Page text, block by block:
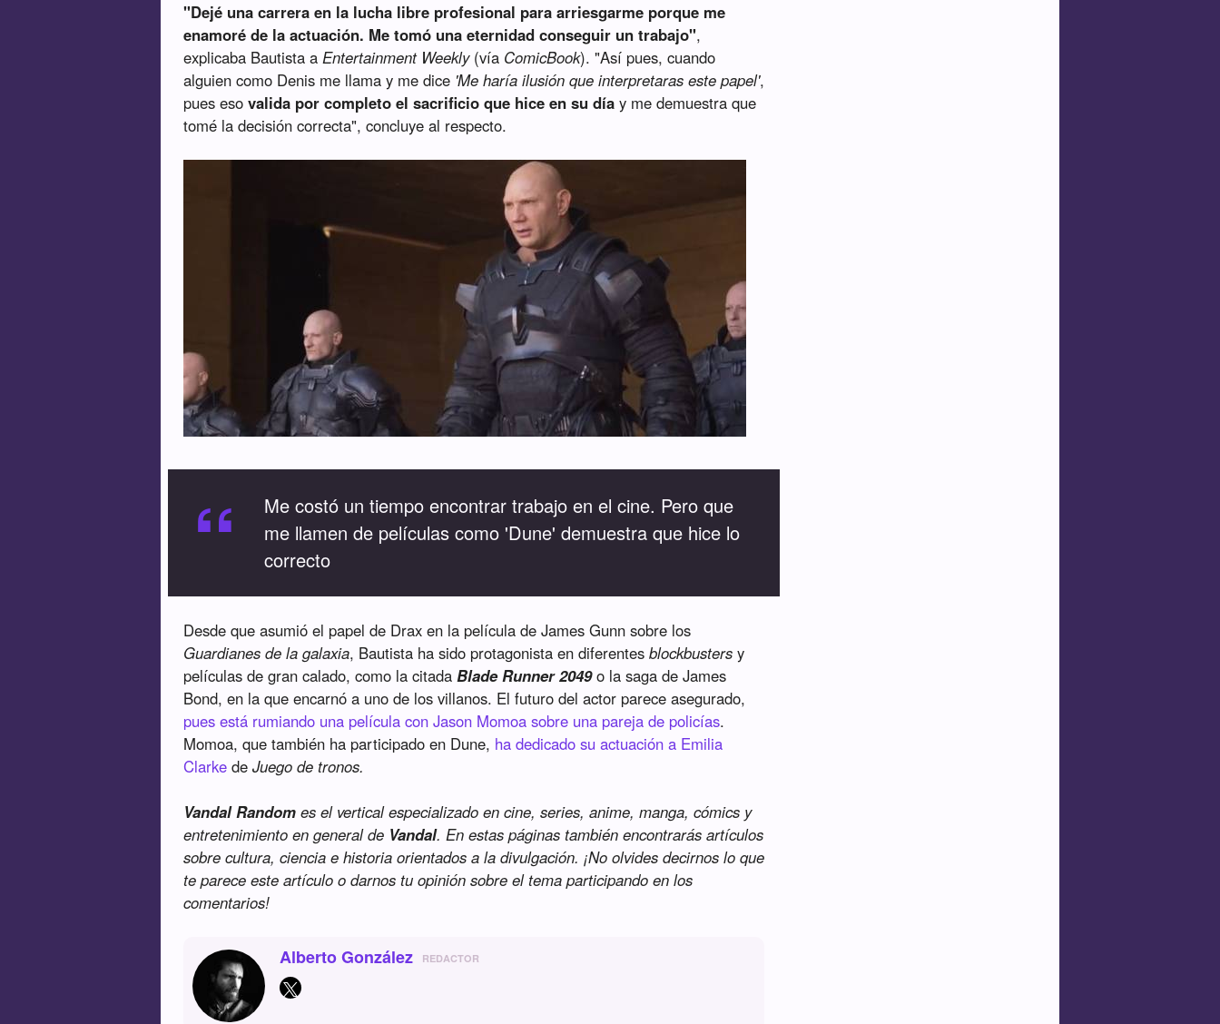
"Dejé una carrera en la lucha libre profesional para arriesgarme porque me
enamoré de la actuación. Me tomó una eternidad conseguir un trabajo",
explicaba Bautista aEntertainment Weekly(vía ComicBook). "Así pues, cuando
alguien como Denis me llama y me dice 'Me haría ilusión que interpretaras este papel',
pues esovalida por completo el sacrificio que hice en su día y me demuestra que
tomé la decisión correcta", concluye al respecto.
“
Me costó un tiempo encontrar trabajo en el cine. Pero que
me llamen de películas como 'Dune' demuestra que hice lo
correcto
Desde que asumió el papel de Drax en la película de James Gunn sobre los
Guardianes de la galaxia, Bautista ha sido protagonista en diferentesblockbusters y
películas de gran calado, como la citadaBlade Runner 2049o la saga de James
Bond, en la que encarnó a uno de los villanos. El futuro del actor parece asegurado,
pues está rumiando una película con Jason Momoa sobre una pareja de policías.
Momoa, que también ha participado en Dune, ha dedicado su actuación a Emilia
Clarke deJuego de tronos.
Vandal Random es el vertical especializado en cine, series, anime, manga, cómics y
entretenimiento en general de Vandal. En estas páginas también encontrarás artículos
sobre cultura, ciencia e historia orientados a la divulgación. ¡No olvides decirnos lo que
te parece este artículo o darnos tu opinión sobre el tema participando en los
comentarios!
Alberto González REDACTOR